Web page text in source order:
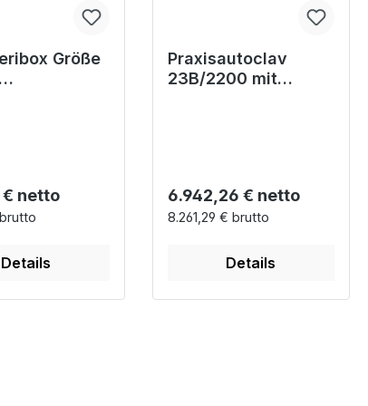
Größe
Preis:
netto
Details
Praxisautoclav
23B/2200 mit
Regulärer Preis:
6.942,26 € netto
8.261,29 € brutto
Details